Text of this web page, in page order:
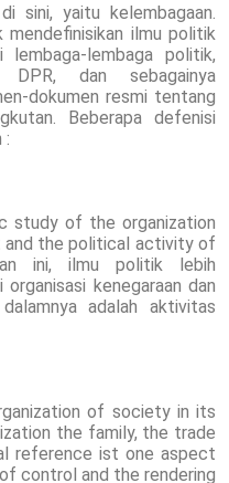
sini, yaitu kelembagaan.
mendefinisikan ilmu politik
lembaga-lembaga politik,
DPR, dan sebagainya
dokumen resmi tentang
Beberapa defenisi
:
study of the organization
the political activity of
ini, ilmu politik lebih
kenegaraan dan
adalah aktivitas
of society in its
the family, the trade
reference ist one aspect
control and the rendering